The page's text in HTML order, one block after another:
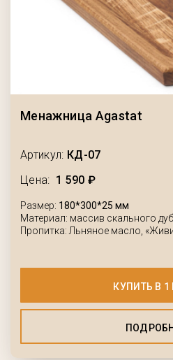
Менажница Agastat
Артикул: КД-07
Цена: 1 590 ₽
Размер: 180*300*25 мм
Материал: массив скального
Пропитка: Льняное масло,
КУПИТЬ В 1